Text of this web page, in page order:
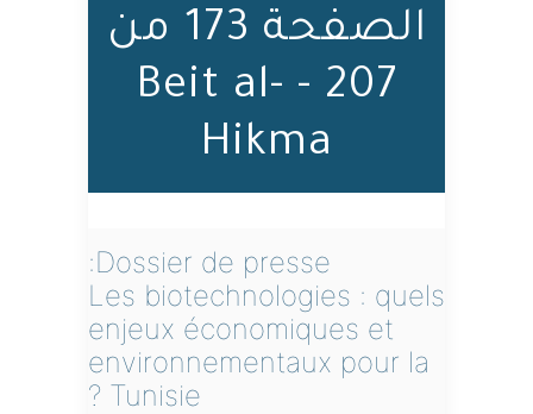
الصفحة 173 من
207 - Beit al-
Hikma
Dossier de presse:
Les biotechnologies : quels
enjeux économiques et
environnementaux pour la
Tunisie ?